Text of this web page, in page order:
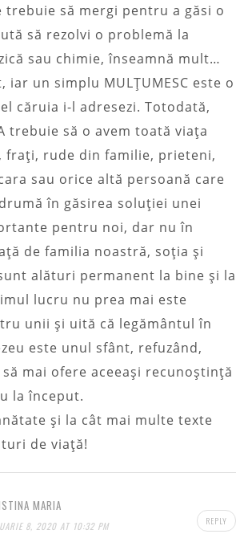
trebuie să mergi pentru a găsi o
să rezolvi o problemă la
sau chimie, înseamnă mult…
iar un simplu MULŢUMESC este o
căruia i-l adresezi. Totodată,
trebuie să o avem toată viaţa
fraţi, rude din familie, prieteni,
sau orice altă persoană care
în găsirea soluţiei unei
pentru noi, dar nu în
de familia noastră, soţia şi
alături permanent la bine şi la
lucru nu prea mai este
unii şi uită că legământul în
este unul sfânt, refuzând,
mai ofere aceeaşi recunoştinţă
la început.
şi la cât mai multe texte
de viaţă!
MARIA
8, 2020 AT 10:32 PM REPLY